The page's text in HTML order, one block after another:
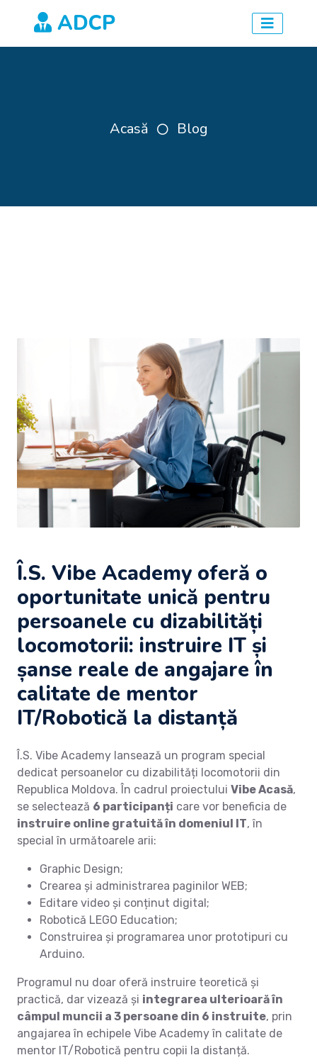
ADCP
Acasă Blog
Î.S. Vibe Academy oferă o
oportunitate unică pentru
persoanele cu dizabilități
locomotorii: instruire IT și
șanse reale de angajare în
calitate de mentor
IT/Robotică la distanță
Î.S. Vibe Academy lansează un program special
dedicat persoanelor cu dizabilități locomotorii din
Republica Moldova. În cadrul proiectului Vibe Acasă,
se selectează 6 participanți care vor beneficia de
instruire online gratuită în domeniul IT, în
special în următoarele arii:
Graphic Design;
Crearea și administrarea paginilor WEB;
Editare video și conținut digital;
Robotică LEGO Education;
Construirea și programarea unor prototipuri cu
Arduino.
Programul nu doar oferă instruire teoretică și
practică, dar vizează și integrarea ulterioară în
câmpul muncii a 3 persoane din 6 instruite, prin
angajarea în echipele Vibe Academy în calitate de
mentor IT/Robotică pentru copii la distanță.